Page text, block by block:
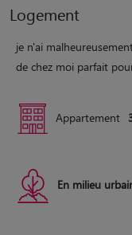
Logement
je n'ai
de chez moi parfait
Appartement
En milieu